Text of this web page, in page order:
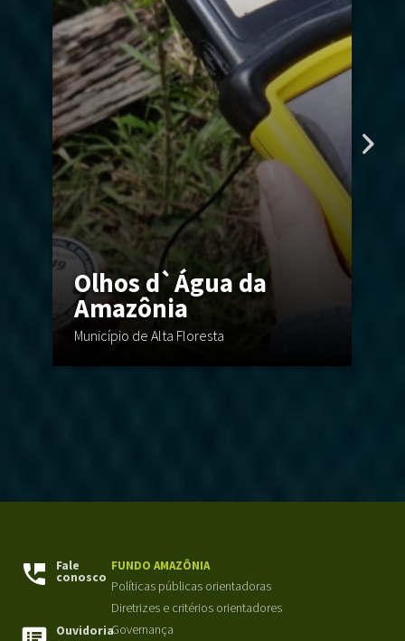
Olhos d`Água da
Amazônia
Município de Alta Floresta
Fale
conosco
Ouvidoria
FUNDO AMAZÔNIA
Políticas públicas orientadoras
Diretrizes e critérios orientadores
Governança